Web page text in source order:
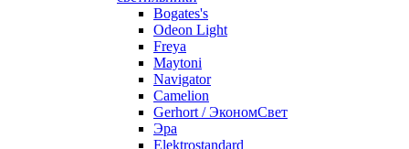
Bogates's
Odeon Light
Freya
Maytoni
Navigator
Camelion
Gerhort / ЭкономСвет
Эра
Elektrostandard